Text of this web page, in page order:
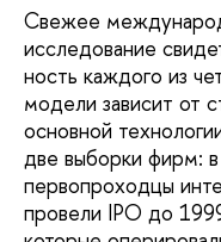
Свежее
исследова­ние
ность каждого из
модели зависит от
основной
две выборки фирм:
первопроходцы
провели IPO до